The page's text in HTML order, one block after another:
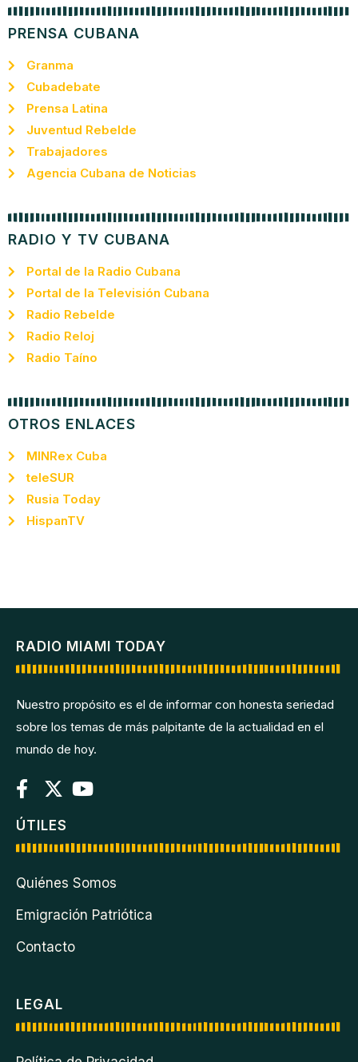
PRENSA CUBANA
Granma
Cubadebate
Prensa Latina
Juventud Rebelde
Trabajadores
Agencia Cubana de Noticias
RADIO Y TV CUBANA
Portal de la Radio Cubana
Portal de la Televisión Cubana
Radio Rebelde
Radio Reloj
Radio Taíno
OTROS ENLACES
MINRex Cuba
teleSUR
Rusia Today
HispanTV
RADIO MIAMI TODAY
Nuestro propósito es el de informar con honesta seriedad
sobre los temas de más palpitante de la actualidad en el
mundo de hoy.
ÚTILES
Quiénes Somos
Emigración Patriótica
Contacto
LEGAL